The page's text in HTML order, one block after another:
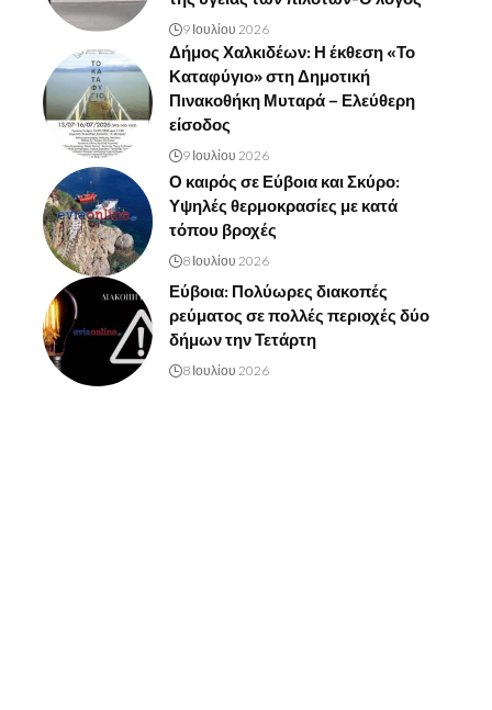
9 Ιουλίου 2026
Δήμος Χαλκιδέων: Η έκθεση «Το
Καταφύγιο» στη Δημοτική
Πινακοθήκη Μυταρά – Ελεύθερη
είσοδος
9 Ιουλίου 2026
Ο καιρός σε Εύβοια και Σκύρο:
Υψηλές θερμοκρασίες με κατά
τόπου βροχές
8 Ιουλίου 2026
Εύβοια: Πολύωρες διακοπές
ρεύματος σε πολλές περιοχές δύο
δήμων την Τετάρτη
8 Ιουλίου 2026